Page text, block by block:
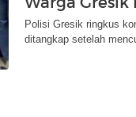
Polisi Gresik ringkus
ditangkap setelah